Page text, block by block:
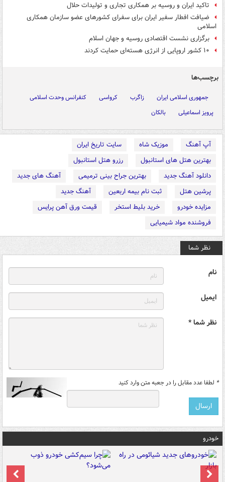
تاکید ایران و روسیه بر همکاری تجاری و تولیدات حلال
ضیافت افطار سفیر ایران برای سفرای کشورهای عضو سازمان همکاری‌
اسلامی
برگزاری نشست اقتصادی روسیه و جهان اسلام
۱۰ کشور اروپایی از انرژی هسته‌ای حمایت کردند
برچسب‌ها
جمهوری اسلامی ایران زاگرب کرواسی
کنفرانس وحدت اسلامی
پرویز اسماعیلی
بالکان
آپ آهنگ موزیک شاه
سایت تاریخ ایران
بهترین هتل های استانبول
رزرو هتل استانبول
دانلود آهنگ جدید
بهترین جراح بینی ترمیمی
آهنگ های جدید
پرشین هتل
ثبت نام بیمه اربعین
آهنگ جدید
مزایده خودرو
خرید بلیط استخر
قیمت ورق آهن پرایس
فروشنده مواد شیمیایی
نظر شما
نام
ایمیل
نظر شما *
* لطفا عدد مقابل را در جعبه متن وارد کنید
خودرو